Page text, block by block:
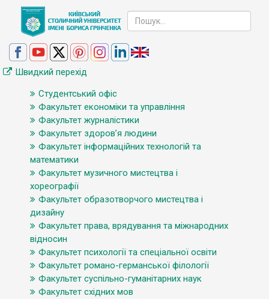
Швидкий перехід
Студентський офіс
Факультет економіки та управління
Факультет журналістики
Факультет здоров’я людини
Факультет інформаційних технологій та
математики
Факультет музичного мистецтва і
хореографії
Факультет образотворчого мистецтва і
дизайну
Факультет права, врядування та міжнародних
відносин
Факультет психології та спеціальної освіти
Факультет романо-германської філології
Факультет суспільно-гуманітарних наук
Факультет східних мов